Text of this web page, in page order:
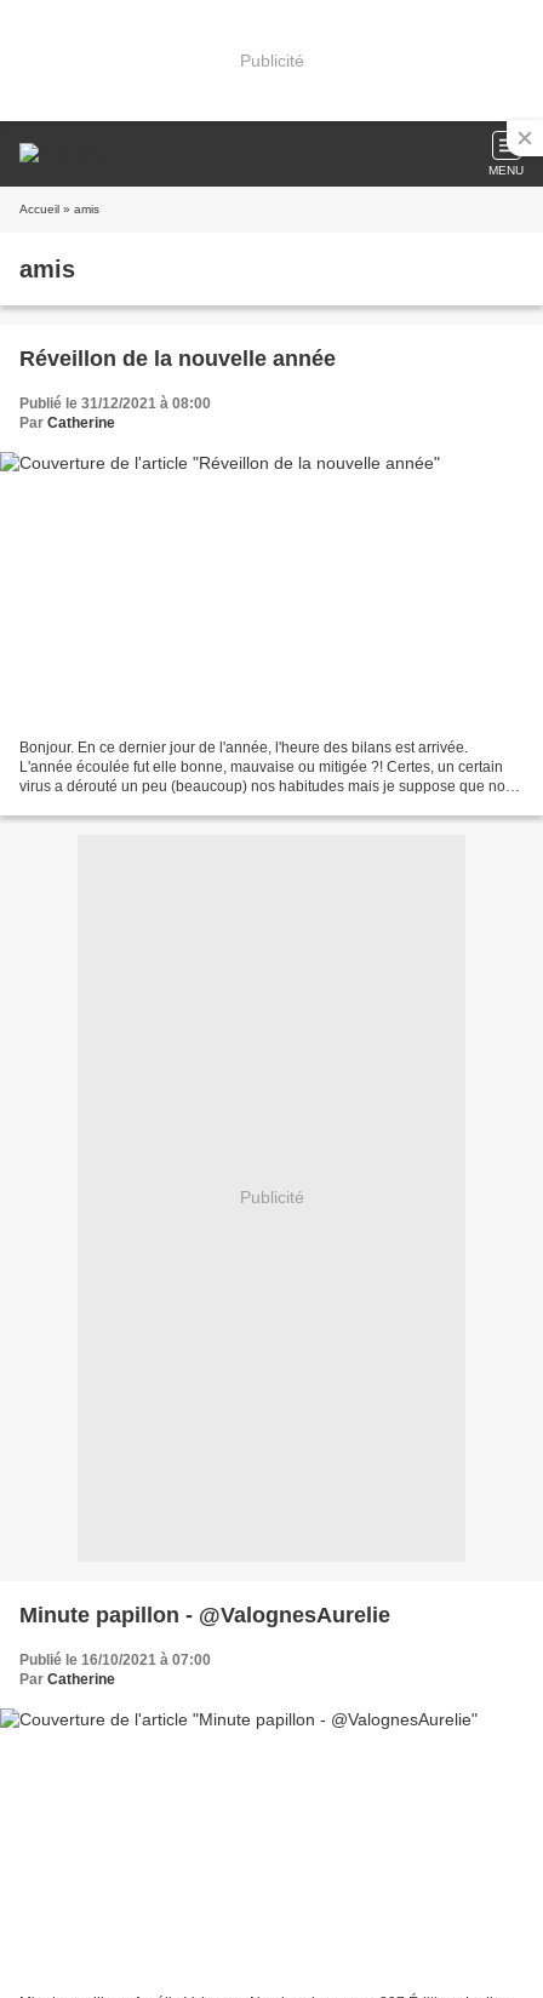
Publicité
MENU
Accueil » amis
amis
Réveillon de la nouvelle année
Publié le 31/12/2021 à 08:00
Par Catherine
Bonjour. En ce dernier jour de l'année, l'heure des bilans est arrivée.
L'année écoulée fut elle bonne, mauvaise ou mitigée ?! Certes, un certain
virus a dérouté un peu (beaucoup) nos habitudes mais je suppose que nous
Publicité
Minute papillon - @ValognesAurelie
Publié le 16/10/2021 à 07:00
Par Catherine